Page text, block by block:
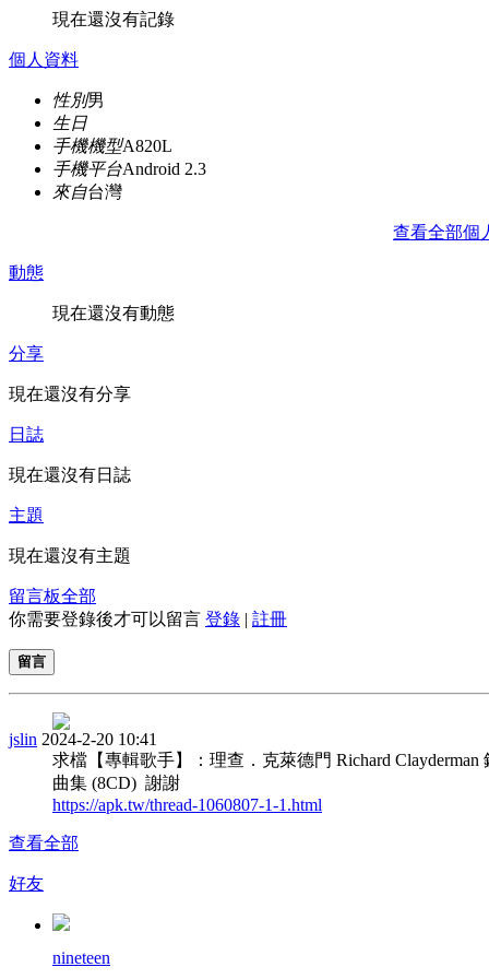
現在還沒有記錄
個人資料
性別男
生日
手機機型A820L
手機平台Android 2.3
來自台灣
查看全部個
動態
現在還沒有動態
分享
現在還沒有分享
日誌
現在還沒有日誌
主題
現在還沒有主題
留言板全部
你需要登錄後才可以留言 登錄 | 註冊
留言
jslin 2024-2-20 10:41
求檔【專輯歌手】：理查．克萊德門 Richard Clayderman
曲集 (8CD) 謝謝
https://apk.tw/thread-1060807-1-1.html
查看全部
好友
nineteen